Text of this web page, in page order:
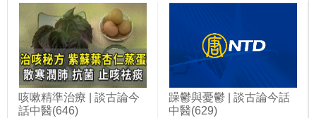
咳嗽精準治療 | 談古論今
話中醫(646)
躁鬱與憂鬱 | 談古論今話
中醫(629)